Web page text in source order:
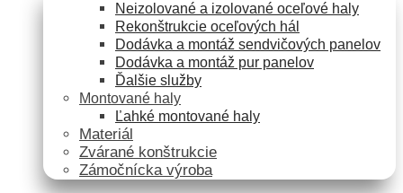
Neizolované a izolované oceľové haly
Rekonštrukcie oceľových hál
Dodávka a montáž sendvičových panelov
Dodávka a montáž pur panelov
Ďalšie služby
Montované haly
Ľahké montované haly
Materiál
Zvárané konštrukcie
Zámočnícka výroba